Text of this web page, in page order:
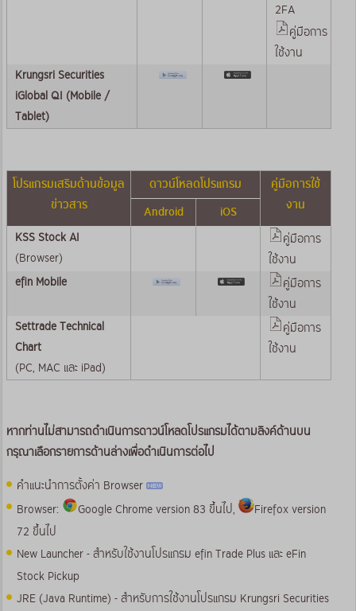
2FA
คู่มือการ
ใช้งาน
Krungsri Securities
iGlobal QI (Mobile /
Tablet)
โปรแกรมเสริมด้านข้อมูล
ข่าวสาร
ดาวน์โหลดโปรแกรม
คู่มือการใช้
งาน
Android
iOS
KSS Stock AI
(Browser)
คู่มือการ
ใช้งาน
efin Mobile
คู่มือการ
ใช้งาน
Settrade Technical
Chart
(PC, MAC และ iPad)
คู่มือการ
ใช้งาน
หากท่านไม่สามารถดำเนินการดาวน์โหลดโปรแกรมได้ตามลิงค์ด้านบน
กรุณาเลือกรายการด้านล่างเพื่อดำเนินการต่อไป
คำแนะนำการตั้งค่า Browser
Browser:
Google Chrome version 83 ขึ้นไป,
Firefox version
72 ขึ้นไป
New Launcher - สำหรับใช้งานโปรแกรม efin Trade Plus และ eFin
Stock Pickup
JRE (Java Runtime) - สำหรับการใช้งานโปรแกรม Krungsri Securities